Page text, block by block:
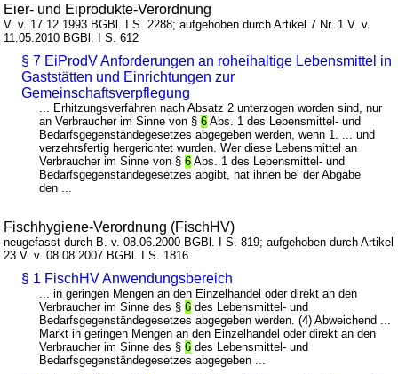
Eier- und Eiprodukte-Verordnung
V. v. 17.12.1993 BGBl. I S. 2288; aufgehoben durch Artikel 7 Nr. 1 V. v.
11.05.2010 BGBl. I S. 612
§ 7 EiProdV Anforderungen an roheihaltige Lebensmittel in
Gaststätten und Einrichtungen zur
Gemeinschaftsverpflegung
... Erhitzungsverfahren nach Absatz 2 unterzogen worden sind, nur
an Verbraucher im Sinne von §6 Abs. 1 des Lebensmittel- und
Bedarfsgegenständegesetzes abgegeben werden, wenn 1. ... und
verzehrsfertig hergerichtet wurden. Wer diese Lebensmittel an
Verbraucher im Sinne von §6 Abs. 1 des Lebensmittel- und
Bedarfsgegenständegesetzes abgibt, hat ihnen bei der Abgabe
den ...
Fischhygiene-Verordnung (FischHV)
neugefasst durch B. v. 08.06.2000 BGBl. I S. 819; aufgehoben durch Artikel
23 V. v. 08.08.2007 BGBl. I S. 1816
§ 1 FischHV Anwendungsbereich
... in geringen Mengen an den Einzelhandel oder direkt an den
Verbraucher im Sinne des §6 des Lebensmittel- und
Bedarfsgegenständegesetzes abgegeben werden. (4) Abweichend ...
Markt in geringen Mengen an den Einzelhandel oder direkt an den
Verbraucher im Sinne des §6 des Lebensmittel- und
Bedarfsgegenständegesetzes abgegeben ...